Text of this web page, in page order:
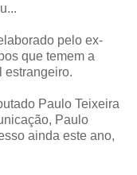
pelo ex-
que temem a
estrangeiro.
Paulo Teixeira
Paulo
ainda este ano,